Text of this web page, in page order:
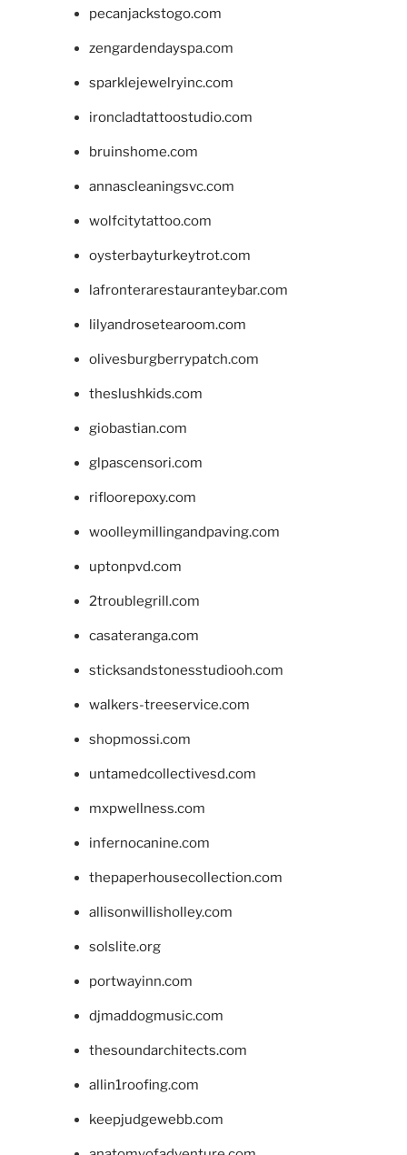
pecanjackstogo.com
zengardendayspa.com
sparklejewelryinc.com
ironcladtattoostudio.com
bruinshome.com
annascleaningsvc.com
wolfcitytattoo.com
oysterbayturkeytrot.com
lafronterarestauranteybar.com
lilyandrosetearoom.com
olivesburgberrypatch.com
theslushkids.com
giobastian.com
glpascensori.com
rifloorepoxy.com
woolleymillingandpaving.com
uptonpvd.com
2troublegrill.com
casateranga.com
sticksandstonesstudiooh.com
walkers-treeservice.com
shopmossi.com
untamedcollectivesd.com
mxpwellness.com
infernocanine.com
thepaperhousecollection.com
allisonwillisholley.com
solslite.org
portwayinn.com
djmaddogmusic.com
thesoundarchitects.com
allin1roofing.com
keepjudgewebb.com